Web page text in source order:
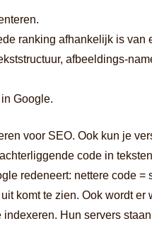
ranking afhankelijk is van
afbeeldings-
Google.
voor SEO. Ook kun je
code in
redeneert: nettere code =
komt te zien. Ook wordt er
Hun servers